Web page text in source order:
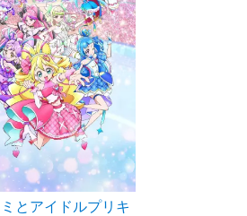
とアイドルプリキ